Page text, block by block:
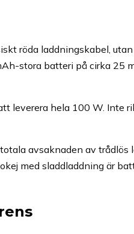
röda laddningskabel,
stora batteri på cirka 25
leverera hela 100 W.
avsaknaden av
med sladdladdning är